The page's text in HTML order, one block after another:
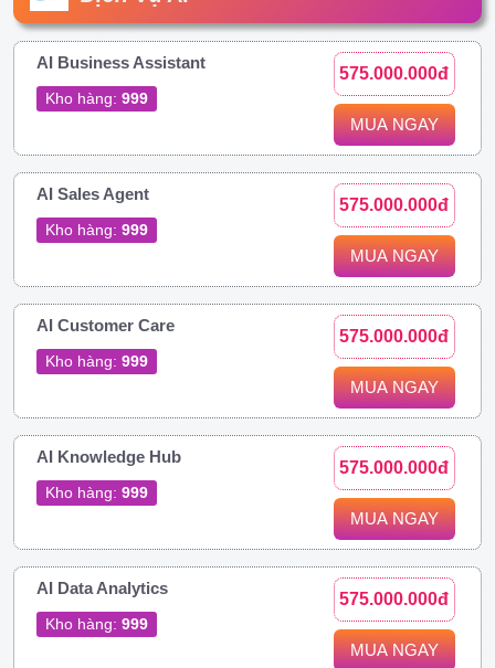
AI Business Assistant
Kho hàng: 999
575.000.000đ
MUA NGAY
AI Sales Agent
Kho hàng: 999
575.000.000đ
MUA NGAY
AI Customer Care
Kho hàng: 999
575.000.000đ
MUA NGAY
AI Knowledge Hub
Kho hàng: 999
575.000.000đ
MUA NGAY
AI Data Analytics
Kho hàng: 999
575.000.000đ
MUA NGAY